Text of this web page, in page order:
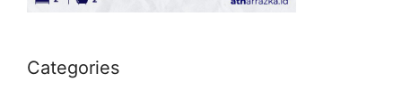
Categories